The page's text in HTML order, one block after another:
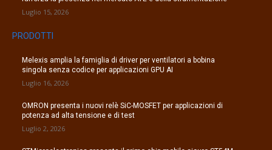
Luglio 15, 2026
PRODOTTI
Melexis amplia la famiglia di driver per ventilatori a bobina
singola senza codice per applicazioni GPU AI
Luglio 16, 2026
OMRON presenta i nuovi relè SiC-MOSFET per applicazioni di
potenza ad alta tensione e di test
Luglio 2, 2026